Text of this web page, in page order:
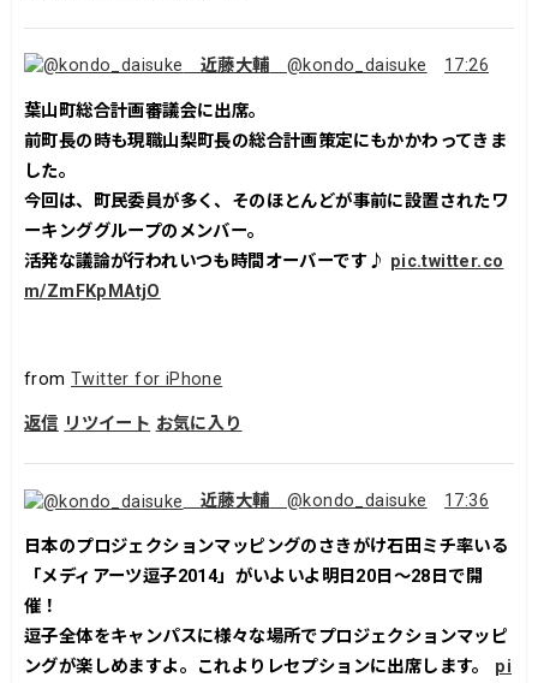
近藤大輔 @kondo_daisuke 17:26
葉山町総合計画審議会に出席。
前町長の時も現職山梨町長の総合計画策定にもかかわってきま
した。
今回は、町民委員が多く、そのほとんどが事前に設置されたワ
ーキンググループのメンバー。
活発な議論が行われいつも時間オーバーです♪ pic.twitter.co
m/ZmFKpMAtjO
from Twitter for iPhone
返信 リツイート お気に入り
近藤大輔 @kondo_daisuke 17:36
日本のプロジェクションマッピングのさきがけ石田ミチ率いる
「メディアーツ逗子2014」がいよいよ明日20日～28日で開
催！
逗子全体をキャンパスに様々な場所でプロジェクションマッピ
ングが楽しめますよ。これよりレセプションに出席します。 pi